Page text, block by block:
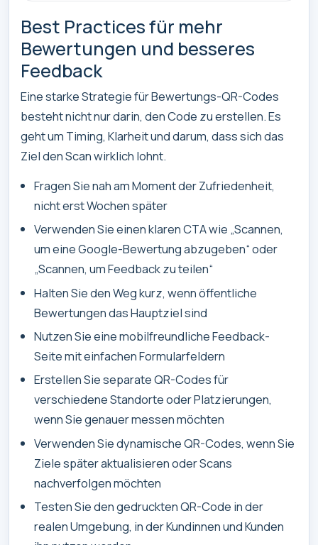
Best Practices für mehr
Bewertungen und besseres
Feedback
Eine starke Strategie für Bewertungs-QR-Codes
besteht nicht nur darin, den Code zu erstellen. Es
geht um Timing, Klarheit und darum, dass sich das
Ziel den Scan wirklich lohnt.
Fragen Sie nah am Moment der Zufriedenheit,
nicht erst Wochen später
Verwenden Sie einen klaren CTA wie „Scannen,
um eine Google-Bewertung abzugeben“ oder
„Scannen, um Feedback zu teilen“
Halten Sie den Weg kurz, wenn öffentliche
Bewertungen das Hauptziel sind
Nutzen Sie eine mobilfreundliche Feedback-
Seite mit einfachen Formularfeldern
Erstellen Sie separate QR-Codes für
verschiedene Standorte oder Platzierungen,
wenn Sie genauer messen möchten
Verwenden Sie dynamische QR-Codes, wenn Sie
Ziele später aktualisieren oder Scans
nachverfolgen möchten
Testen Sie den gedruckten QR-Code in der
realen Umgebung, in der Kundinnen und Kunden